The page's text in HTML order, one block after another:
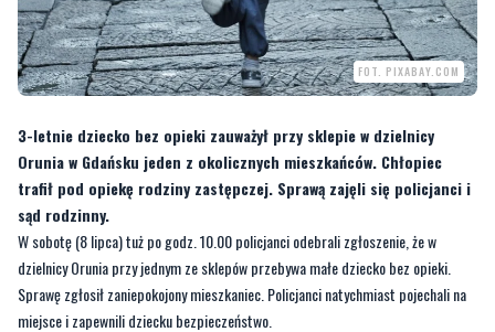
3-letnie dziecko bez opieki zauważył przy sklepie w dzielnicy
Orunia w Gdańsku jeden z okolicznych mieszkańców. Chłopiec
sąd rodzinny.
W sobotę (8 lipca) tuż po godz. 10.00 policjanci odebrali zgłoszenie, że w
dzielnicy Orunia przy jednym ze sklepów przebywa małe dziecko bez opieki.
Sprawę zgłosił zaniepokojony mieszkaniec. Policjanci natychmiast pojechali na
miejsce i zapewnili dziecku bezpieczeństwo.
—Chłopiec nie potrafił powiedzieć gdzie mieszka, był ubrany jedynie w piżamę
oraz trampki. Policjanci podejrzewali, że może mieszkać w pobliżu. Funkcjonariusze
sprawdzili pobliskie ulice, rozmawiali z mieszkańcami oraz pracownikami sklepów,